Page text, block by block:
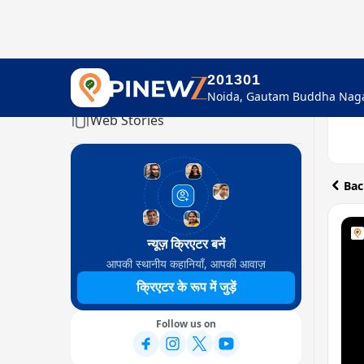
201301
Home
Web Stories
न्यूज़ क्रिएटर बनें
आपकी स्थानीय कहानियाँ, आपकी आवाज़
क्रिएटर के रूप में जुड़ें
Follow us on